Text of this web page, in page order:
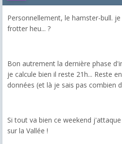
Personnellement, le hamster-bull.
frotter heu... ?
Bon autrement la dernière phase
je calcule bien il reste 21h... Reste
données (et là je sais pas combien
Si tout va bien ce weekend
sur la Vallée !